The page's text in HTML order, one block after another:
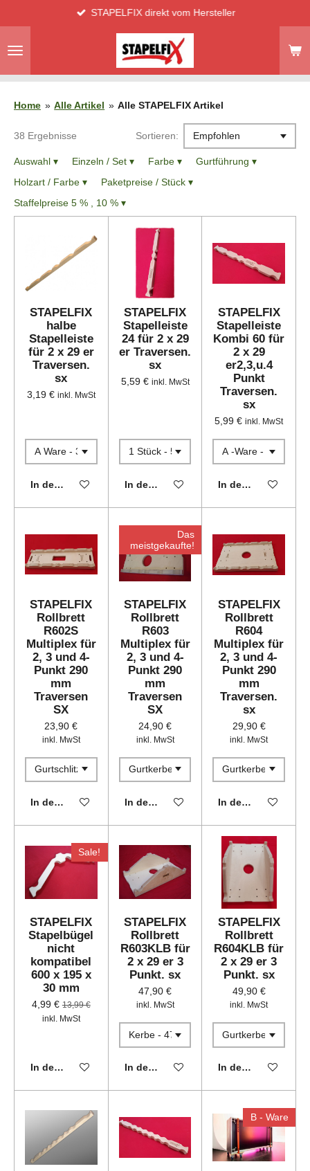
Hauptinhalt
springen
STAPELFIX direkt vom Hersteller
Home » Alle Artikel » Alle STAPELFIX Artikel
38 Ergebnisse Sortieren:
Auswahl ▾ Einzeln / Set ▾ Farbe ▾ Gurtführung ▾
Holzart / Farbe ▾ Paketpreise / Stück ▾
Staffelpreise 5 % , 10 % ▾
STAPELFIX
halbe
Stapelleiste
für 2 x 29 er
Traversen.
sx
3,19 € inkl. MwSt
In den Warenkorb
STAPELFIX
Stapelleiste
24 für 2 x 29
er Traversen.
sx
5,59 € inkl. MwSt
In den Warenkorb
STAPELFIX
Stapelleiste
Kombi 60 für
2 x 29
er2,3,u.4
Punkt
Traversen.
sx
5,99 € inkl. MwSt
In den Warenkorb
STAPELFIX
Rollbrett
R602S
Multiplex für
2, 3 und 4-
Punkt 290
mm
Traversen
SX
23,90 €
inkl. MwSt
In den Warenkorb
Das
meistgekaufte!
STAPELFIX
Rollbrett
R603
Multiplex für
2, 3 und 4-
Punkt 290
mm
Traversen
SX
24,90 €
inkl. MwSt
In den Warenkorb
STAPELFIX
Rollbrett
R604
Multiplex für
2, 3 und 4-
Punkt 290
mm
Traversen.
sx
29,90 €
inkl. MwSt
In den Warenkorb
Sale!
STAPELFIX
Stapelbügel
nicht
kompatibel
600 x 195 x
30 mm
4,99 € 13,99 €
inkl. MwSt
In den Warenkorb
STAPELFIX
Rollbrett
R603KLB für
2 x 29 er 3
Punkt. sx
47,90 €
inkl. MwSt
In den Warenkorb
STAPELFIX
Rollbrett
R604KLB für
2 x 29 er 3
Punkt. sx
49,90 €
inkl. MwSt
In den Warenkorb
B - Ware